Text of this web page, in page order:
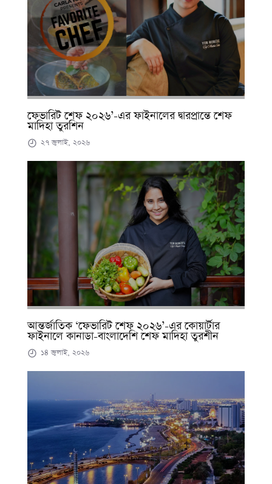
ফেভারিট শেফ ২০২৬’-এর ফাইনালের দ্বারপ্রান্তে শেফ
মাদিহা তুরশিন
২৭ জুলাই, ২০২৬
আন্তর্জাতিক ‘ফেভারিট শেফ ২০২৬’-এর কোয়ার্টার
ফাইনালে কানাডা-বাংলাদেশি শেফ মাদিহা তুরশীন
১৪ জুলাই, ২০২৬